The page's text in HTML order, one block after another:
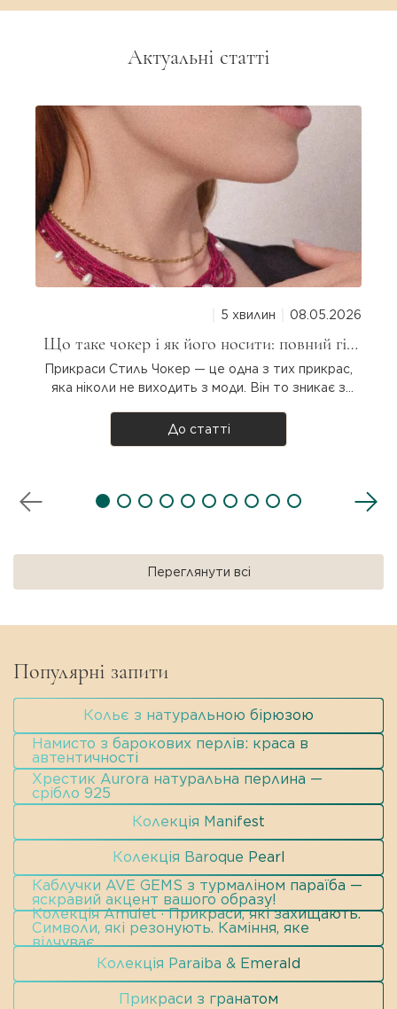
Актуальні статті
5 хвилин 08.05.2026
Що таке чокер і як його носити: повний гід
для дівчат
Прикраси Стиль Чокер — це одна з тих прикрас,
яка ніколи не виходить з моди. Він то зникає з
таке чокер насправді, звідки він узявся і як
носити? Розбираємося разом! Що таке чокер?
До статті
Переглянути всі
Популярні запити
Кольє з натуральною бірюзою
Намисто з барокових перлів: краса в
автентичності
Хрестик Aurora натуральна перлина —
срібло 925
Колекція Manifest
Колекція Baroque Pearl
Каблучки AVE GEMS з турмаліном параїба —
яскравий акцент вашого образу!
Колекція Amulet · Прикраси, які захищають.
Символи, які резонують. Каміння, яке
відчуває.
Колекція Paraiba & Emerald
Прикраси з гранатом